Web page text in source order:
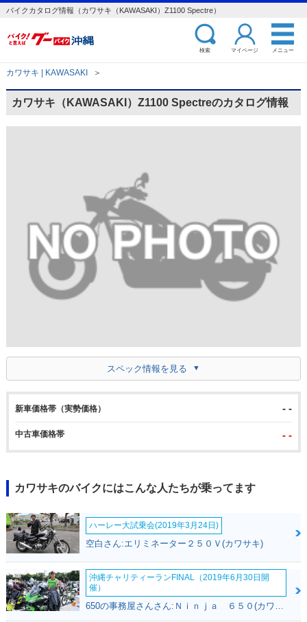
バイクカタログ情報（カワサキ（KAWASAKI）Z1100 Spectre）
検索 マイページ メニュー
カワサキ | KAWASAKI ＞
カワサキ（KAWASAKI）Z1100 Spectreのカタログ情報
スペック情報を見る
新車価格帯（実勢価格） - -
中古車価格帯 - -
カワサキのバイクにはこんな人たちが乗ってます
ハーレー大試乗会(2019年3月24日)
空白さん:エリミネーター２５０Ｖ(カワサキ)
沖縄チャリティーランFINAL（2019年6月30日開
催）
650の事務屋さんさん:Ｎｉｎｊａ ６５０(カワサキ)